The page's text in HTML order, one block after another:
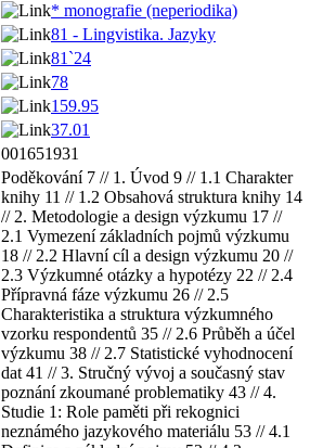
* monografie (neperiodika)
81 - Lingvistika. Jazyky
81`24
78
159.95
37.01
001651931
Poděkování 7 // 1. Úvod 9 // 1.1 Charakter
knihy 11 // 1.2 Obsahová struktura knihy 14
// 2. Metodologie a design výzkumu 17 //
2.1 Vymezení základních pojmů výzkumu
18 // 2.2 Hlavní cíl a design výzkumu 20 //
2.3 Výzkumné otázky a hypotézy 22 // 2.4
Přípravná fáze výzkumu 26 // 2.5
Charakteristika a struktura výzkumného
vzorku respondentů 35 // 2.6 Průběh a účel
výzkumu 38 // 2.7 Statistické vyhodnocení
dat 41 // 3. Stručný vývoj a současný stav
poznání zkoumané problematiky 43 // 4.
Studie 1: Role paměti při rekognici
neznámého jazykového materiálu 53 // 4.1